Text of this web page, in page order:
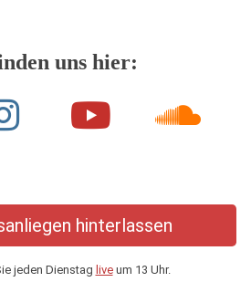
uns hier:
hinterlassen
jeden Dienstag liveum 13 Uhr.